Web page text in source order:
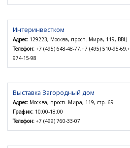
Интеринвестком
Адрес: 129223, Москва, просп. Мира, 119, ВВЦ
Телефон: +7 (495) 648-48-77,+7 (495) 510-95-
974-15-98
Выставка Загородный дом
Адрес: Москва, просп. Мира, 119, стр. 69
График: 10:00-18:00
Телефон: +7 (499) 760-33-07